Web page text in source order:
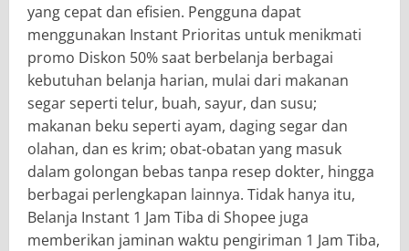
yang cepat dan efisien. Pengguna dapat
menggunakan Instant Prioritas untuk menikmati
promo Diskon 50% saat berbelanja berbagai
kebutuhan belanja harian, mulai dari makanan
segar seperti telur, buah, sayur, dan susu;
makanan beku seperti ayam, daging segar dan
olahan, dan es krim; obat-obatan yang masuk
dalam golongan bebas tanpa resep dokter, hingga
berbagai perlengkapan lainnya. Tidak hanya itu,
Belanja Instant 1 Jam Tiba di Shopee juga
memberikan jaminan waktu pengiriman 1 Jam Tiba,